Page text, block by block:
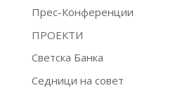
Прес-Конференции
ПРОЕКТИ
Светска Банка
Седници на совет